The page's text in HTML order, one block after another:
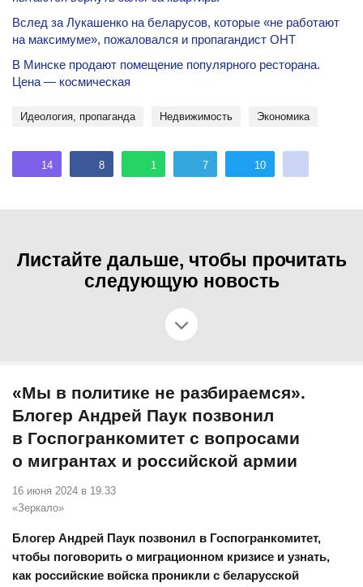
Вслед за Лукашенко на беларусов, которые «не работают
на максимуме», пожаловался и пропагандист ОНТ
В Минске продают помещение популярного ресторана.
Цена — космическая
идеология, пропаганда недвижимость экономика
14 8 1 7 10
Листайте дальше, чтобы прочитать
следующую новость